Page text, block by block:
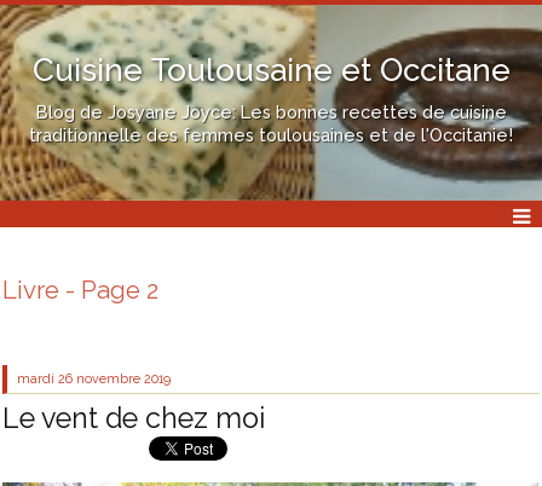
Cuisine Toulousaine et Occitane
Blog de Josyane Joyce: Les bonnes recettes de cuisine
traditionnelle des femmes toulousaines et de l'Occitanie!
Livre - Page 2
mardi 26 novembre 2019
Le vent de chez moi